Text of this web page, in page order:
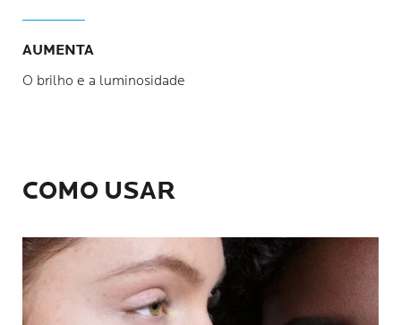
AUMENTA
O brilho e a luminosidade
COMO USAR